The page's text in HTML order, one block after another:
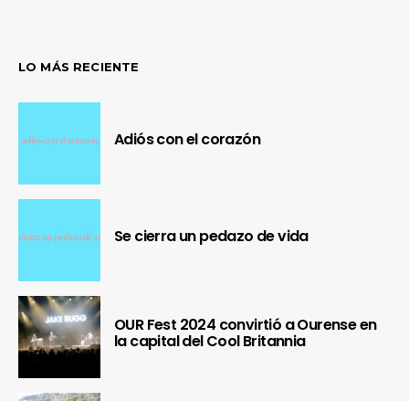
LO MÁS RECIENTE
Adiós con el corazón
Se cierra un pedazo de vida
OUR Fest 2024 convirtió a Ourense en
la capital del Cool Britannia